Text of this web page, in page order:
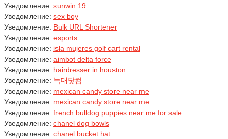
Уведомление: sunwin 19
Уведомление: sex boy
Уведомление: Bulk URL Shortener
Уведомление: esports
Уведомление: isla mujeres golf cart rental
Уведомление: aimbot delta force
Уведомление: hairdresser in houston
Уведомление: 늑대닷컴
Уведомление: mexican candy store near me
Уведомление: mexican candy store near me
Уведомление: french bulldog puppies near me for sale
Уведомление: chanel dog bowls
Уведомление: chanel bucket hat